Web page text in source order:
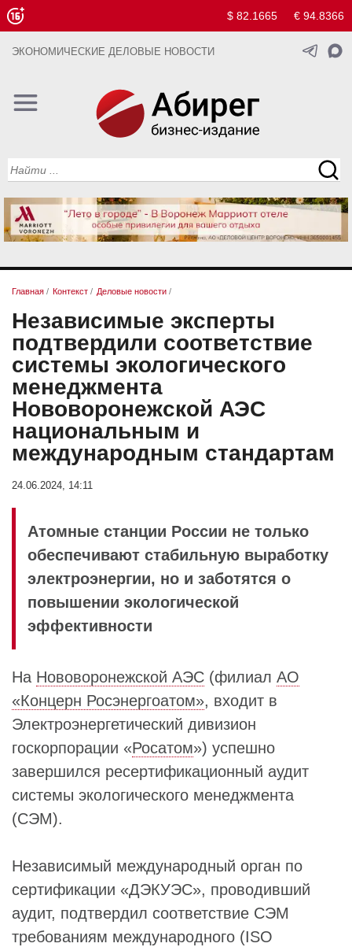
$ 82.1665 € 94.8366
ЭКОНОМИЧЕСКИЕ ДЕЛОВЫЕ НОВОСТИ
Главная / Контекст / Деловые новости /
Независимые эксперты
подтвердили соответствие
системы экологического
менеджмента
Нововоронежской АЭС
национальным и
международным стандартам
24.06.2024, 14:11
Атомные станции России не только
обеспечивают стабильную выработку
электроэнергии, но и заботятся о
повышении экологической
эффективности
На Нововоронежской АЭС (филиал АО
«Концерн Росэнергоатом», входит в
Электроэнергетический дивизион
госкорпорации «Росатом») успешно
завершился ресертификационный аудит
системы экологического менеджмента
(СЭМ).
Независимый международный орган по
сертификации «ДЭКУЭС», проводивший
аудит, подтвердил соответствие СЭМ
требованиям международного (ISO